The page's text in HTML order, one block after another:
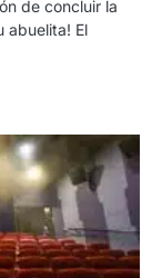
de concluir la
abuelita! El